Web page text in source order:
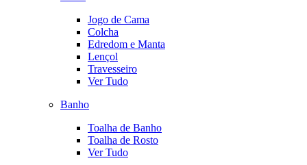
Jogo de Cama
Colcha
Edredom e Manta
Lençol
Travesseiro
Ver Tudo
Banho
Toalha de Banho
Toalha de Rosto
Ver Tudo